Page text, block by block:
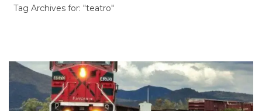
Tag Archives for: "teatro"